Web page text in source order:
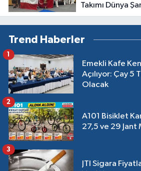
Takımı Dünya
Trend Haberler
Emekli Kafe
Açılıyor: Çay 5
Olacak
1
A101 Bisiklet
27,5 ve 29
2
JTI Sigara
3